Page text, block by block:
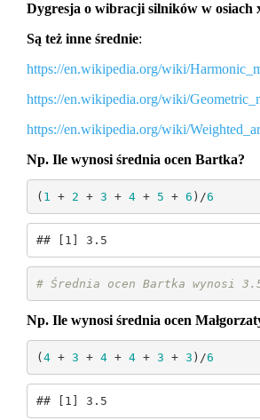
Dygresja o wibracji silników w osiach
Są też inne średnie:
https://en.wikipedia.org/wiki/
https://en.wikipedia.org/wiki/
https://en.wikipedia.org/wiki/
Np. Ile wynosi średnia ocen Bartka?
( 1 + 2 + 3 + 4 + 5 + 6 )/6
## [1] 3.5
# Średnia ocen Bartka wynosi
Np. Ile wynosi średnia ocen
( 4 + 3 + 4 + 4 + 3 + 3 )/6
## [1] 3.5